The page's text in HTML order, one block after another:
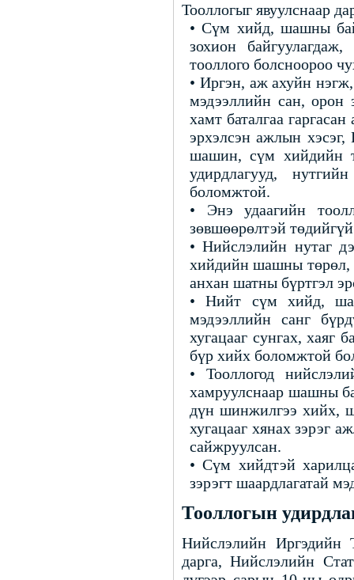
Тооллогыг явуулснаар
• Сүм хийд, шашны
зохион
тооллого болсноороо
• Иргэн, аж ахуйн
мэдээллийн сан, орон
хамт баталгаа
эрхэлсэн ажлын
шашин, сүм хийдийн
удирдлагууд,
боломжтой.
• Энэ удаагийн
зөвшөөрөлтэй
• Нийслэлийн нутаг
хийдийн шашны төрөл,
анхан шатны бүртгэл
• Нийт сүм хийд,
мэдээллийн санг
хугацааг сунгах, хаяг
бүр хийх боломжтой
• Тооллогод
хамруулснаар шашны
дүн шинжилгээ хийх,
хугацааг хянах зэрэг
сайжруулсан.
• Сүм хийдтэй
зэрэгт шаардлагатай
Тооллогын
Нийслэлийн Иргэдийн
дарга, Нийслэлийн